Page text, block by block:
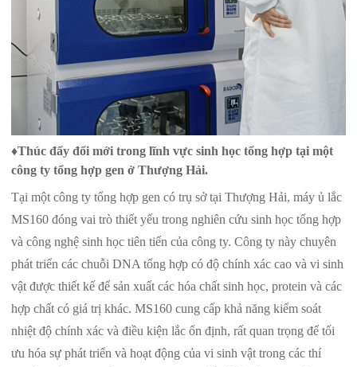
♦Thúc đẩy đổi mới trong lĩnh vực sinh học tổng hợp tại một
công ty tổng hợp gen ở Thượng Hải.
Tại một công ty tổng hợp gen có trụ sở tại Thượng Hải, máy ủ lắc
MS160 đóng vai trò thiết yếu trong nghiên cứu sinh học tổng hợp
và công nghệ sinh học tiên tiến của công ty. Công ty này chuyên
phát triển các chuỗi DNA tổng hợp có độ chính xác cao và vi sinh
vật được thiết kế để sản xuất các hóa chất sinh học, protein và các
hợp chất có giá trị khác. MS160 cung cấp khả năng kiểm soát
nhiệt độ chính xác và điều kiện lắc ổn định, rất quan trọng để tối
ưu hóa sự phát triển và hoạt động của vi sinh vật trong các thí